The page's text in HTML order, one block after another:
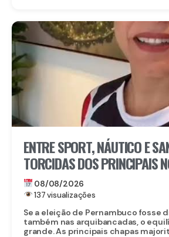
ENTRE SPORT, NÁUTICO E
TORCIDAS DOS PRINCIPAIS
ELEIÇÃO EM PERNAMBUCO
08/08/2026
137 visualizações
Se a eleição de Pernambuco fosse
também nas arquibancadas, o
grande. As principais chapas